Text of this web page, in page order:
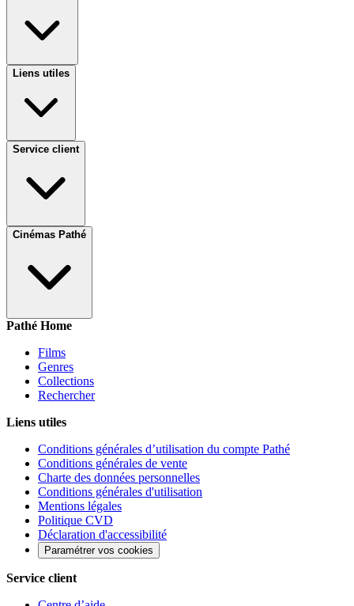
Liens utiles
Service client
Cinémas Pathé
Pathé Home
Films
Genres
Collections
Rechercher
Liens utiles
Conditions générales d’utilisation du compte Pathé
Conditions générales de vente
Charte des données personnelles
Conditions générales d'utilisation
Mentions légales
Politique CVD
Déclaration d'accessibilité
Paramétrer vos cookies
Service client